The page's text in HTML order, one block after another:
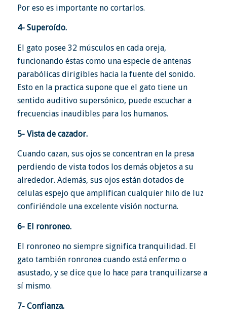
Por eso es importante no cortarlos.
4- Superoído.
El gato posee 32 músculos en cada oreja,
funcionando éstas como una especie de antenas
parabólicas dirigibles hacia la fuente del sonido.
Esto en la practica supone que el gato tiene un
sentido auditivo supersónico, puede escuchar a
frecuencias inaudibles para los humanos.
5- Vista de cazador.
Cuando cazan, sus ojos se concentran en la presa
perdiendo de vista todos los demás objetos a su
alrededor. Además, sus ojos están dotados de
celulas espejo que amplifican cualquier hilo de luz
confiriéndole una excelente visión nocturna.
6- El ronroneo.
El ronroneo no siempre significa tranquilidad. El
gato también ronronea cuando está enfermo o
asustado, y se dice que lo hace para tranquilizarse a
sí mismo.
7- Confianza.